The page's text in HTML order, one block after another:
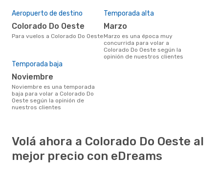
Aeropuerto de destino
Colorado Do Oeste
Para vuelos a Colorado Do Oeste
Temporada alta
marzo
marzo es una época muy
concurrida para volar a
Colorado Do Oeste según la
opinión de nuestros clientes
Temporada baja
noviembre
noviembre es una temporada
baja para volar a Colorado Do
Oeste según la opinión de
nuestros clientes
Volá ahora a Colorado Do Oeste al
mejor precio con eDreams